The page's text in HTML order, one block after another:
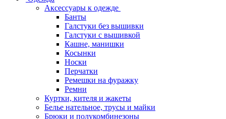
Аксессуары к одежде
Банты
Галстуки без вышивки
Галстуки с вышивкой
Кашне, манишки
Косынки
Носки
Перчатки
Ремешки на фуражку
Ремни
Куртки, кителя и жакеты
Белье нательное, трусы и майки
Брюки и полукомбинезоны